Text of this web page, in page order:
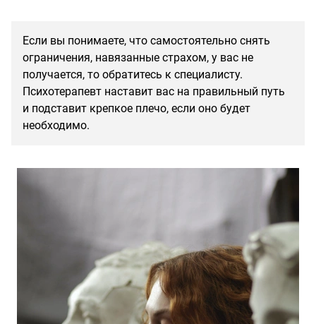
Если вы понимаете, что самостоятельно снять
ограничения, навязанные страхом, у вас не
получается, то обратитесь к специалисту.
Психотерапевт наставит вас на правильный путь
и подставит крепкое плечо, если оно будет
необходимо.